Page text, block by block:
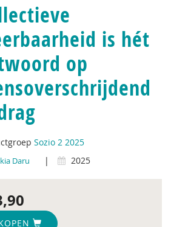
is hét
op
Sozio 2 2025
Daru | 2025